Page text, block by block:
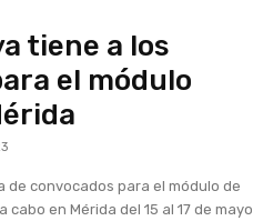
tiene a los
el módulo
de convocados para el módulo de
en Mérida del 15 al 17 de mayo.